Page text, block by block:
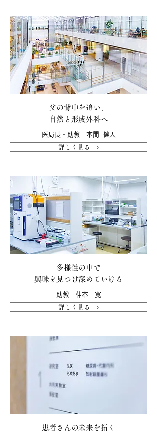
父の背中を追い、
自然と形成外科へ
医局長・助教 本間 健人
詳しく見る ›
多様性の中で
興味を見つけ深めていける
助教 仲本 寛
詳しく見る ›
患者さんの未来を拓く